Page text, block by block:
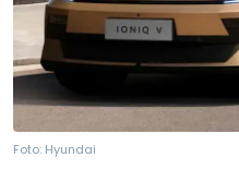
Foto: Hyundai